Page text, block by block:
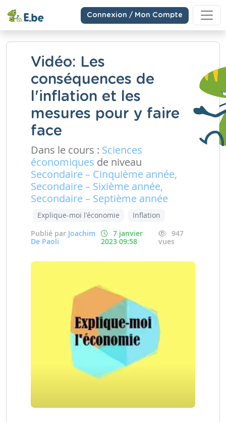
Connexion / Mon Compte
Vidéo: Les
conséquences de
l'inflation et les
mesures pour y faire
face
Dans le cours : Sciences
économiques de niveau
Secondaire – Cinquième année,
Secondaire – Sixième année,
Secondaire – Septième année
Explique-moi l'économie
Inflation
Publié par Joachim
De Paoli
7 janvier
2023 09:58
947
vues